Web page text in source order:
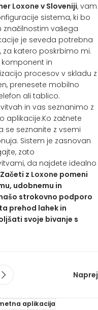
Loxone v Sloveniji, vam
sistema, ki bo
vašega
je seveda potrebna
katero poskrbimo mi.
komponent in
procesov v skladu z
prenesete mobilno
ali tablico.
in vas seznanimo z
aplikacije.Ko začnete
se seznanite z vsemi
Sistem je zasnovan
zato
da najdete idealno
Začeti z Loxone pomeni
udobnemu in
strokovno podporo
prehod lahek in
svoje bivanje s
Naprej
aplikacija